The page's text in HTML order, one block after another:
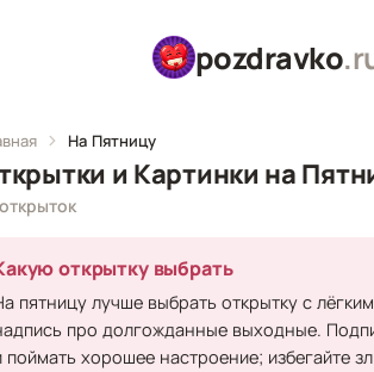
pozdravko
На Пятницу
и Картинки на
открытку выбрать
пятницу лучше выбрать открытку с
про долгожданные выходные.
поймать хорошее настроение; избегайте